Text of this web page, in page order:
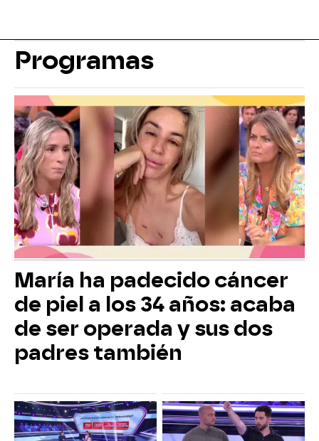
Programas
María ha padecido cáncer
de piel a los 34 años: acaba
de ser operada y sus dos
padres también